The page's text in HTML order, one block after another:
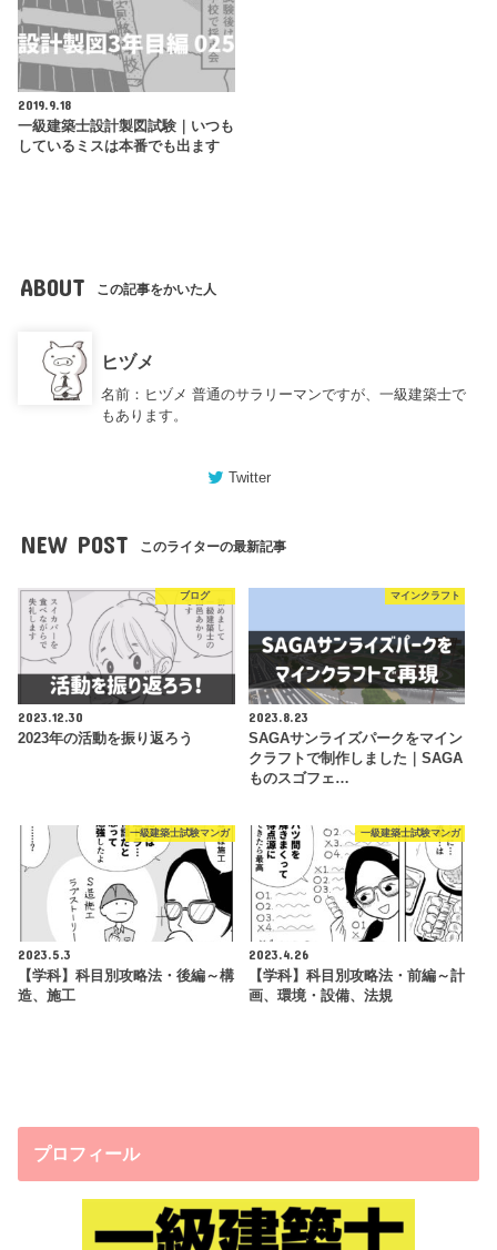
2019.9.18
一級建築士設計製図試験｜いつも
しているミスは本番でも出ます
ABOUT この記事をかいた人
ヒヅメ
名前：ヒヅメ 普通のサラリーマンですが、一級建築士で
もあります。
Twitter
NEW POST このライターの最新記事
ブログ
2023.12.30
2023年の活動を振り返ろう
マインクラフト
2023.8.23
SAGAサンライズパークをマイン
クラフトで制作しました｜SAGA
ものスゴフェ…
一級建築士試験マンガ
2023.5.3
【学科】科目別攻略法・後編～構
造、施工
一級建築士試験マンガ
2023.4.26
【学科】科目別攻略法・前編～計
画、環境・設備、法規
プロフィール